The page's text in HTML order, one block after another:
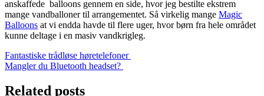
anskaffede balloons gennem en side, hvor jeg bestilte ekstrem
mange vandballoner til arrangementet. Så virkelig mange Magic
Balloons at vi endda havde til flere uger, hvor børn fra hele området
kunne deltage i en masiv vandkrigleg.
Post
navigation
Fantastiske trådløse høretelefoner
Mangler du Bluetooth headset?
Related posts